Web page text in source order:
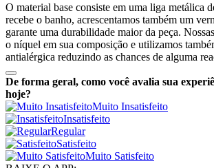
O material base consiste em uma liga metálica
recebe o banho, acrescentamos também um
garante uma durabilidade maior da peça.
o níquel em sua composição e utilizamos
antialérgica reduzindo as chances de alguma
De forma geral, como você avalia sua
hoje?
Muito Insatisfeito
Insatisfeito
Regular
Satisfeito
Muito Satisfeito